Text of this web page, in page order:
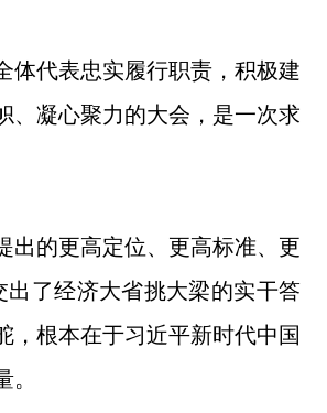
体代表忠实履行职责，积极建
、凝心聚力的大会，是一次求
出的更高定位、更高标准、更
了经济大省挑大梁的实干答
，根本在于习近平新时代中国